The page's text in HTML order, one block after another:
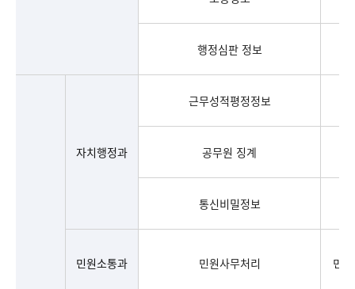
행정심판 정보
자치행정과
근무성적평정정보
공무원 징계
통신비밀정보
민원소통과 민원사무처리
민